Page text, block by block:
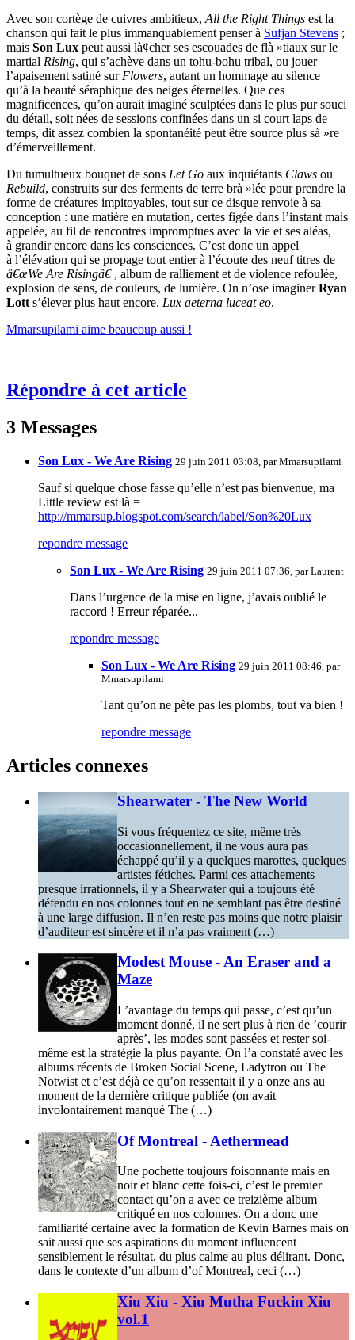
Avec son cortège de cuivres ambitieux, All the Right Things est la
chanson qui fait le plus immanquablement penser à Sufjan Stevens ;
mais Son Lux peut aussi là¢cher ses escouades de flà »tiaux sur le
martial Rising, qui s’achève dans un tohu-bohu tribal, ou jouer
l’apaisement satiné sur Flowers, autant un hommage au silence
qu’à la beauté séraphique des neiges éternelles. Que ces
magnificences, qu’on aurait imaginé sculptées dans le plus pur souci
du détail, soit nées de sessions confinées dans un si court laps de
temps, dit assez combien la spontanéité peut être source plus sà »re
d’émerveillement.
Du tumultueux bouquet de sons Let Go aux inquiétants Claws ou
Rebuild, construits sur des ferments de terre brà »lée pour prendre la
forme de créatures impitoyables, tout sur ce disque renvoie à sa
conception : une matière en mutation, certes figée dans l’instant mais
appelée, au fil de rencontres impromptues avec la vie et ses aléas,
à grandir encore dans les consciences. C’est donc un appel
à l’élévation qui se propage tout entier à l’écoute des neuf titres de
â€œWe Are Risingâ€ , album de ralliement et de violence refoulée,
explosion de sens, de couleurs, de lumière. On n’ose imaginerRyan
Lott s’élever plus haut encore. Lux aeterna luceat eo.
Mmarsupilami aime beaucoup aussi !
Répondre à cet article
3 Messages
Son Lux - We Are Rising 29 juin 2011 03:08, parMmarsupilami
Sauf si quelque chose fasse qu’elle n’est pas bienvenue, ma
Little review est là =
http://mmarsup.blogspot.com/search/label/Son%20Lux
repondre message
Son Lux - We Are Rising 29 juin 2011 07:36, parLaurent
Dans l’urgence de la mise en ligne, j’avais oublié le
raccord ! Erreur réparée...
repondre message
Son Lux - We Are Rising 29 juin 2011 08:46, par
Mmarsupilami
Tant qu’on ne pète pas les plombs, tout va bien !
repondre message
Articles connexes
Shearwater - The New World
Si vous fréquentez ce site, même très
occasionnellement, il ne vous aura pas
échappé qu’il y a quelques marottes, quelques
artistes fétiches. Parmi ces attachements
presque irrationnels, il y a Shearwater qui a toujours été
défendu en nos colonnes tout en ne semblant pas être destiné
à une large diffusion. Il n’en reste pas moins que notre plaisir
d’auditeur est sincère et il n’a pas vraiment (…)
Modest Mouse - An Eraser and a
Maze
L’avantage du temps qui passe, c’est qu’un
moment donné, il ne sert plus à rien de ’courir
après’, les modes sont passées et rester soi-
même est la stratégie la plus payante. On l’a constaté avec les
albums récents de Broken Social Scene, Ladytron ou The
Notwist et c’est déjà ce qu’on ressentait il y a onze ans au
moment de la dernière critique publiée (on avait
involontairement manqué The (…)
Of Montreal - Aethermead
Une pochette toujours foisonnante mais en
noir et blanc cette fois-ci, c’est le premier
contact qu’on a avec ce treizième album
critiqué en nos colonnes. On a donc une
familiarité certaine avec la formation de Kevin Barnes mais on
sait aussi que ses aspirations du moment influencent
sensiblement le résultat, du plus calme au plus délirant. Donc,
dans le contexte d’un album d’of Montreal, ceci (…)
Xiu Xiu - Xiu Mutha Fuckin Xiu
vol.1